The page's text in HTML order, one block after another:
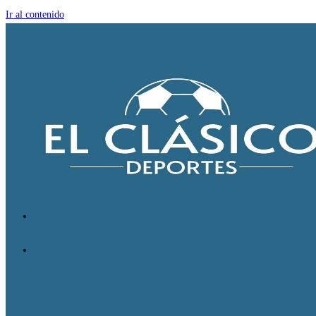
Ir al contenido